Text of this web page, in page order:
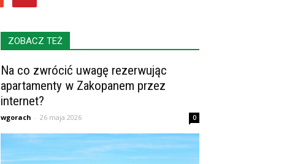
ZOBACZ TEŻ
Na co zwrócić uwagę rezerwując
apartamenty w Zakopanem przez
internet?
wgorach - 26 maja 2026 0